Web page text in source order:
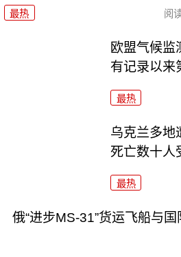
最热 阅
欧盟气候监
有记录以来
最热
乌克兰多地
死亡数十人
最热
俄“进步MS-31”货运飞船与